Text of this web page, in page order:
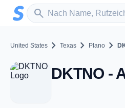
Zum Hauptinhalt springen
search
Sender suchen
United States chevron_right Texas chevron_right Plano chevron_right